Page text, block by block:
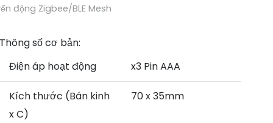
động Zigbee/BLE Mesh
số cơ bản:
Điện áp hoạt động
x3 Pin AAA
Kích thước (Bán kinh
x C)
70 x 35mm